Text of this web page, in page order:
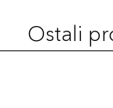
Ostali